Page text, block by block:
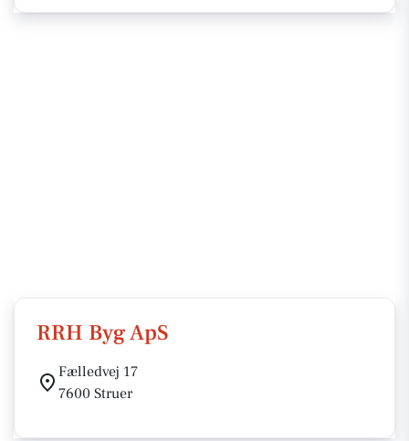
RRH Byg ApS
Fælledvej 17
7600 Struer